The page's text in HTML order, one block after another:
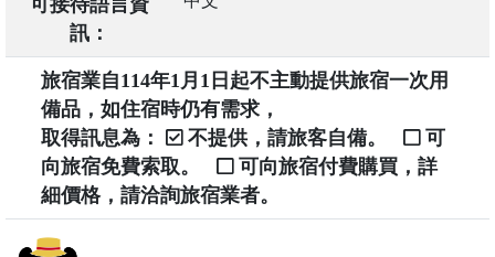
訊：
旅宿業自114年1月1日起不主動提供旅宿一次用
備品，如住宿時仍有需求，
取得訊息為：
不提供，請旅客自備。
可
向旅宿免費索取。
可向旅宿付費購買，詳
細價格，請洽詢旅宿業者。